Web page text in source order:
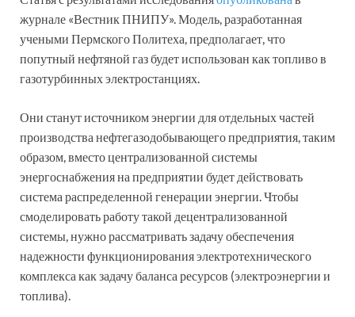
журнале «Вестник ПНИПУ». Модель, разработанная
учеными Пермского Политеха, предполагает, что
попутный нефтяной газ будет использован как топливо в
газотурбинных электростанциях.
Они станут источником энергии для отдельных частей
производства нефтегазодобывающего предприятия, таким
образом, вместо централизованной системы
энергоснабжения на предприятии будет действовать
система распределенной генерации энергии. Чтобы
смоделировать работу такой децентрализованной
системы, нужно рассматривать задачу обеспечения
надежности функционирования электротехнического
комплекса как задачу баланса ресурсов (электроэнергии и
топлива).